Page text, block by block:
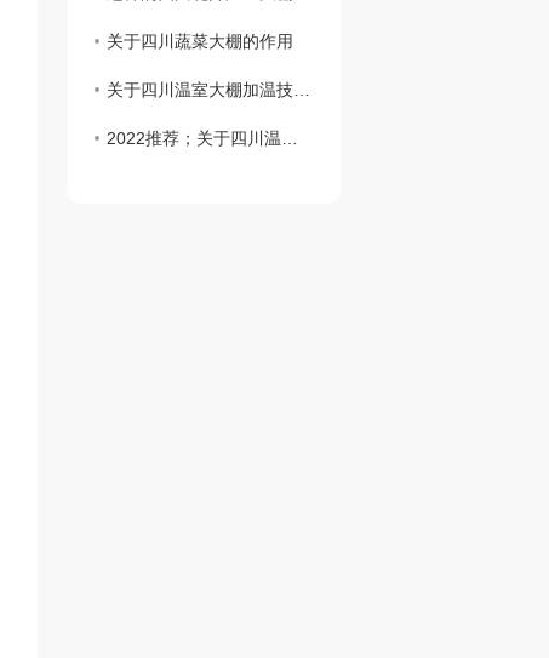
关于四川蔬菜大棚的作用
关于四川温室大棚加温技术应用
2022推荐；关于四川温室大棚的知识你知道吗?